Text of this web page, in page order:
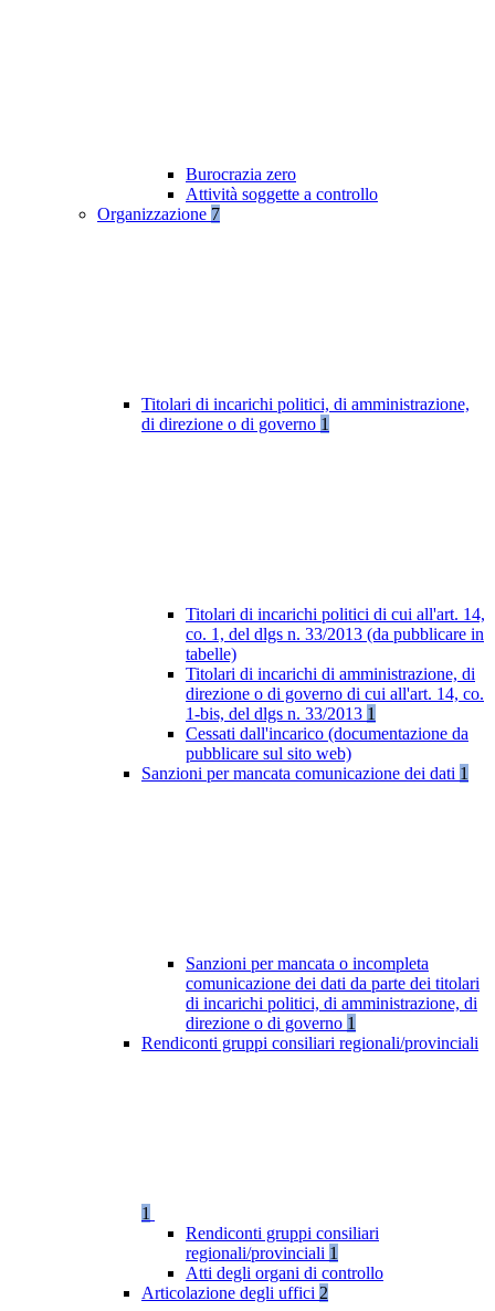
Burocrazia zero
Attività soggette a controllo
Organizzazione 7
Titolari di incarichi politici, di amministrazione,
di direzione o di governo 1
Titolari di incarichi politici di cui all'art. 14,
co. 1, del dlgs n. 33/2013 (da pubblicare in
tabelle)
Titolari di incarichi di amministrazione, di
direzione o di governo di cui all'art. 14, co.
1-bis, del dlgs n. 33/2013 1
Cessati dall'incarico (documentazione da
pubblicare sul sito web)
Sanzioni per mancata comunicazione dei dati 1
Sanzioni per mancata o incompleta
comunicazione dei dati da parte dei titolari
di incarichi politici, di amministrazione, di
direzione o di governo 1
Rendiconti gruppi consiliari regionali/provinciali
1
Rendiconti gruppi consiliari
regionali/provinciali 1
Atti degli organi di controllo
Articolazione degli uffici 2